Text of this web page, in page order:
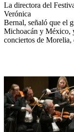
La directora del
Verónica
Bernal, señaló que el
Michoacán y México,
conciertos de Morelia,